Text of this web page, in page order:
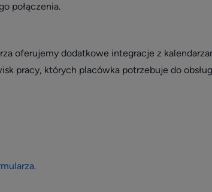
połączenia.
oferujemy dodatkowe integracje z
pracy, których placówka potrzebuje do
.